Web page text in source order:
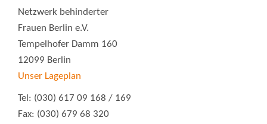
Netzwerk behinderter
Frauen Berlin e.V.
Tempelhofer Damm 160
12099 Berlin
Unser Lageplan
Tel: (030) 617 09 168 / 169
Fax: (030) 679 68 320